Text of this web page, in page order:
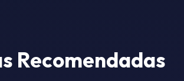
Recomendadas